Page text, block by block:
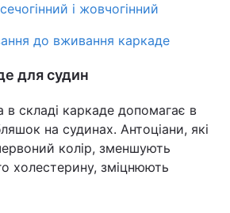
Вакансії
і жовчогінний
до вживання каркаде
для судин
в складі каркаде допомагає в
на судинах. Антоціани, які
колір, зменшують
холестерину, зміцнюють